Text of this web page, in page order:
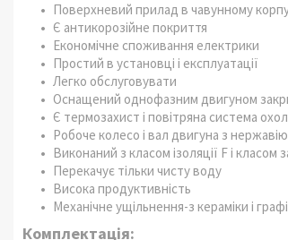
Поверхневий прилад в чавунному
Є антикорозійне покриття
Економічне споживання електрики
Простий в установці і експлуатації
Легко обслуговувати
Оснащений однофазним двигуном
Є термозахист і повітряна система
Робоче колесо і вал двигуна з
Виконаний з класом ізоляції F і класом
Перекачує тільки чисту воду
Висока продуктивність
Механічне ущільнення-з кераміки і
Комплектація: